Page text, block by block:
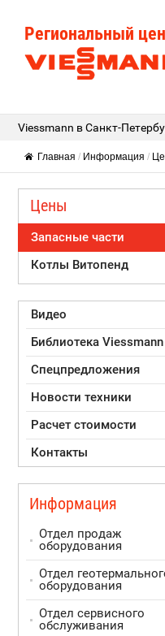
Региональный
Viessmann в Санкт-
Главная / Информация /
Цены
Запасные части
Котлы Витопенд
Видео
Библиотека Viessmann
Спецпредложения
Новости техники
Расчет стоимости
Контакты
Информация
Отдел продаж
оборудования
Отдел
оборудования
Отдел сервисного
обслуживания